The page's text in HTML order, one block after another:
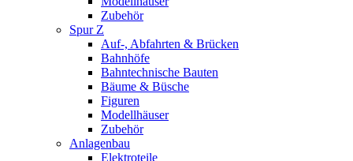
Zubehör
Spur Z
Auf-, Abfahrten & Brücken
Bahnhöfe
Bahntechnische Bauten
Bäume & Büsche
Figuren
Modellhäuser
Zubehör
Anlagenbau
Elektroteile